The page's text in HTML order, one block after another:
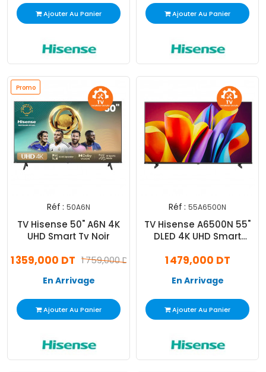
Ajouter Au Panier Ajouter Au Panier
Promo
Réf : 50A6N
TV Hisense 50" A6N 4K
UHD Smart Tv Noir
1 759,000 DT
1 359,000 DT
En Arrivage
Ajouter Au Panier
Réf : 55A6500N
TV Hisense A6500N 55"
DLED 4K UHD Smart
1 479,000 DT
En Arrivage
Ajouter Au Panier